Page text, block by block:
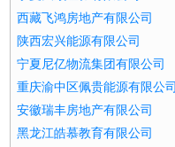
西藏飞鸿房地产有限公司
陕西宏兴能源有限公司
宁夏尼亿物流集团有限公司
重庆渝中区佩贵能源有限公司
安徽瑞丰房地产有限公司
黑龙江皓慕教育有限公司